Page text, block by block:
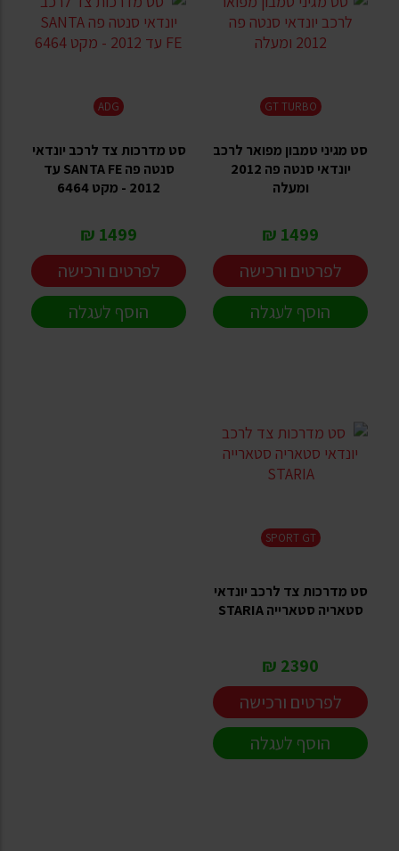
GT TURBO
סט מגיני טמבון מפואר לרכב
יונדאי סנטה פה 2012
ומעלה
1499 ₪
לפרטים ורכישה
הוסף לעגלה
ADG
סט מדרכות צד לרכב יונדאי
סנטה פה SANTA FE עד
2012 - מקט 6464
1499 ₪
לפרטים ורכישה
הוסף לעגלה
SPORT GT
סט מדרכות צד לרכב יונדאי
סטאריה סטארייה STARIA
2390 ₪
לפרטים ורכישה
הוסף לעגלה